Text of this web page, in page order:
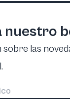
nuestro
las